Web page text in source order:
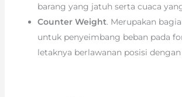
barang yang jatuh serta cuaca
Counter Weight. Merupakan
untuk penyeimbang beban pada
letaknya berlawanan posisi